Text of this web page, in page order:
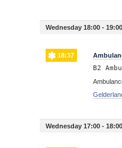
Wednesday 18:00 - 19:00
18:37
B2
Wednesday 17:00 - 18:00